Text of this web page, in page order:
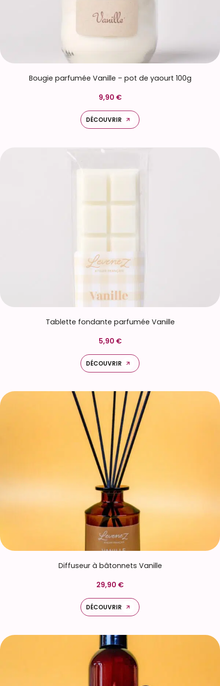
Bougie parfumée Vanille – pot de yaourt 100g
9,90 €
DÉCOUVRIR
Tablette fondante parfumée Vanille
5,90 €
DÉCOUVRIR
Diffuseur à bâtonnets Vanille
29,90 €
DÉCOUVRIR